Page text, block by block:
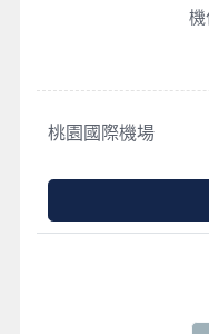
機
桃園國際機場